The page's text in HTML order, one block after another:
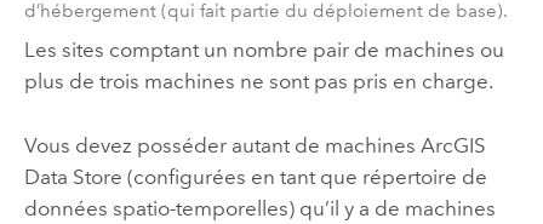
d’hébergement (qui fait partie du déploiement de base).
Les sites comptant un nombre pair de machines ou
plus de trois machines ne sont pas pris en charge.
Vous devez posséder autant de machines ArcGIS
Data Store (configurées en tant que répertoire de
données spatio-temporelles) qu’il y a de machines